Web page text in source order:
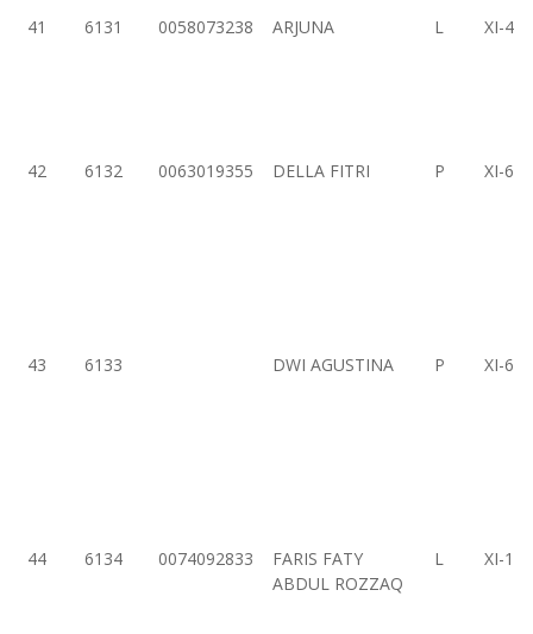
41 6131 0058073238 ARJUNA L XI-4
42 6132 0063019355 DELLA FITRI P XI-6
43 6133 DWI AGUSTINA P XI-6
44 6134 0074092833
FARIS FATY
ABDUL ROZZAQ
L XI-1